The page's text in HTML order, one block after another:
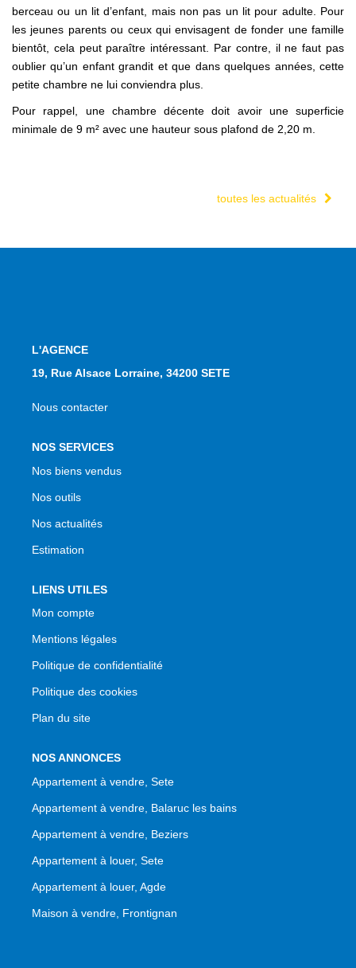
berceau ou un lit d’enfant, mais non pas un lit pour adulte. Pour
les jeunes parents ou ceux qui envisagent de fonder une famille
bientôt, cela peut paraître intéressant. Par contre, il ne faut pas
oublier qu’un enfant grandit et que dans quelques années, cette
petite chambre ne lui conviendra plus.
Pour rappel, une chambre décente doit avoir une superficie
minimale de 9 m² avec une hauteur sous plafond de 2,20 m.
toutes les actualités
L'AGENCE
19, Rue Alsace Lorraine, 34200 SETE
Nous contacter
NOS SERVICES
Nos biens vendus
Nos outils
Nos actualités
Estimation
LIENS UTILES
Mon compte
Mentions légales
Politique de confidentialité
Politique des cookies
Plan du site
NOS ANNONCES
Appartement à vendre, Sete
Appartement à vendre, Balaruc les bains
Appartement à vendre, Beziers
Appartement à louer, Sete
Appartement à louer, Agde
Maison à vendre, Frontignan